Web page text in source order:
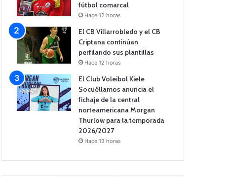
fútbol comarcal
Hace 12 horas
El CB Villarrobledo y el CB
Criptana continúan
perfilando sus plantillas
Hace 12 horas
El Club Voleibol Kiele
Socuéllamos anuncia el
fichaje de la central
norteamericana Morgan
Thurlow para la temporada
2026/2027
Hace 13 horas